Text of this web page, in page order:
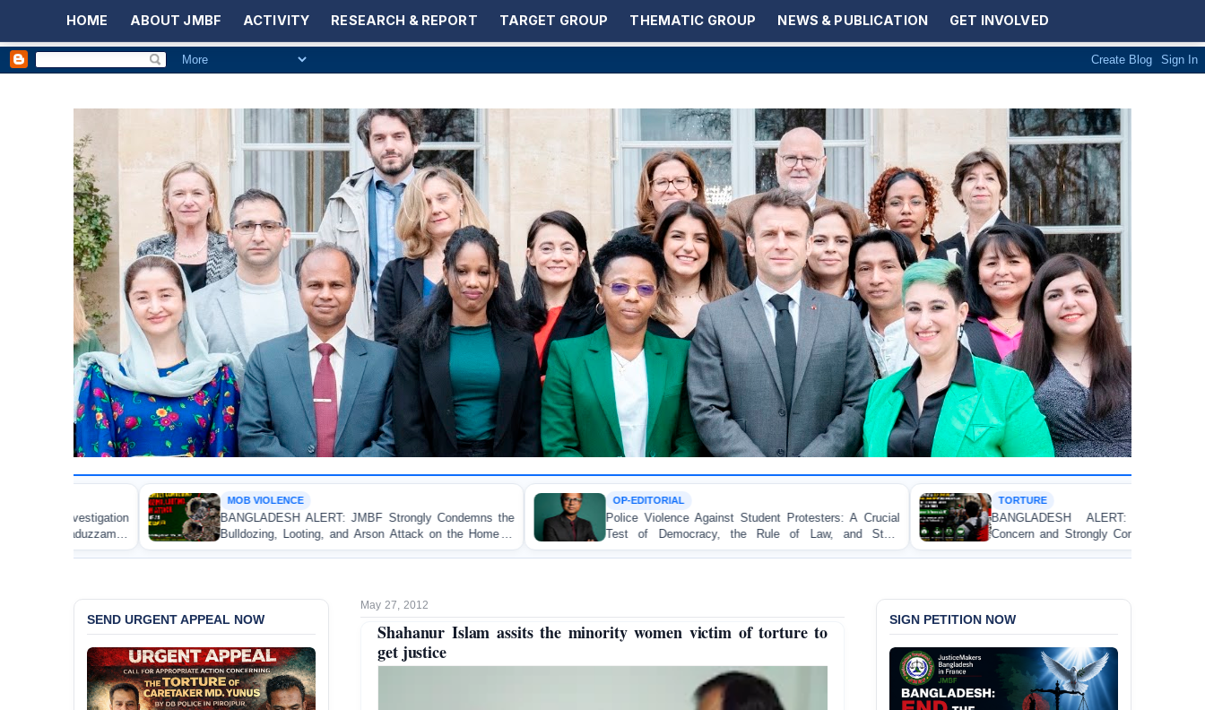
HOME ABOUT JMBF ACTIVITY RESEARCH & REPORT TARGET GROUP THEMATIC GROUP NEWS & PUBLICATION GET INVOLVED
BANGLADESH ALERT: JMBF Strongly Condemns the
Bulldozing, Looting, and Arson Attack on the Home of
an Awami League Leader in Patuakhali
Police Violence Against Student Protesters: A Crucial
Test of Democracy, the Rule of Law, and State
Accountability
BANGLADESH ALERT: JMFB Expresses Deep
Concern and Strongly Condemns Police Baton Charge
on Peaceful College Student Protesters in Dhaka
May 27, 2012
Shahanur Islam assits the minority women victim of torture to
get justice
SEND URGENT APPEAL NOW SIGN PETITION NOW